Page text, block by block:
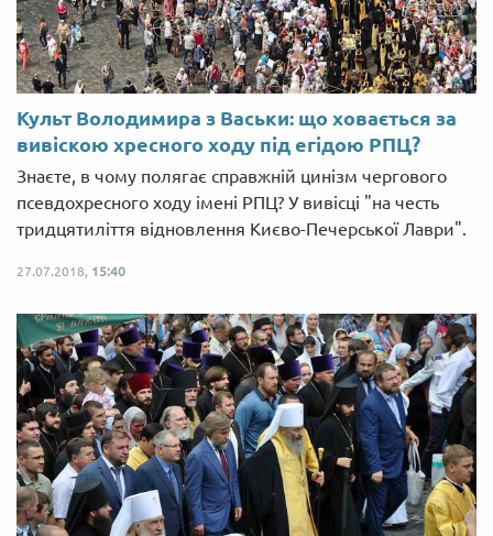
Культ Володимира з Васьки: що ховається за
вивіскою хресного ходу під егідою РПЦ?
Знаєте, в чому полягає справжній цинізм чергового
псевдохресного ходу імені РПЦ? У вивісці "на честь
тридцятиліття відновлення Києво-Печерської Лаври".
27.07.2018, 15:40